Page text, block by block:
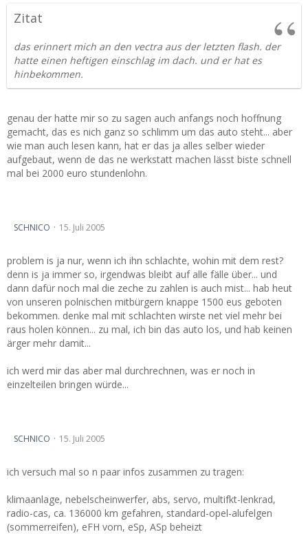
Zitat
das erinnert mich an den vectra aus der letzten flash. der
hatte einen heftigen einschlag im dach. und er hat es
hinbekommen.
genau der hatte mir so zu sagen auch anfangs noch hoffnung
gemacht, das es nich ganz so schlimm um das auto steht... aber
wie man auch lesen kann, hat er das ja alles selber wieder
aufgebaut, wenn de das ne werkstatt machen lässt biste schnell
mal bei 2000 euro stundenlohn.
SCHNICO 15. Juli 2005
problem is ja nur, wenn ich ihn schlachte, wohin mit dem rest?
denn is ja immer so, irgendwas bleibt auf alle fälle über... und
dann dafür noch mal die zeche zu zahlen is auch mist... hab heut
von unseren polnischen mitbürgern knappe 1500 eus geboten
bekommen. denke mal mit schlachten wirste net viel mehr bei
raus holen können... zu mal, ich bin das auto los, und hab keinen
ärger mehr damit...
ich werd mir das aber mal durchrechnen, was er noch in
einzelteilen bringen würde...
SCHNICO 15. Juli 2005
ich versuch mal so n paar infos zusammen zu tragen:
klimaanlage, nebelscheinwerfer, abs, servo, multifkt-lenkrad,
radio-cas, ca. 136000 km gefahren, standard-opel-alufelgen
(sommerreifen), eFH vorn, eSp, ASp beheizt